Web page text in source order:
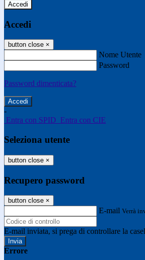
Accedi
Accedi
button close ×
Nome Utente
Password
Password dimenticata?
-
Entra con SPID Entra con CIE
Seleziona utente
button close ×
Recupero password
button close ×
E-mail Verrà
E-mail inviata, si prega di controllare la
Errore